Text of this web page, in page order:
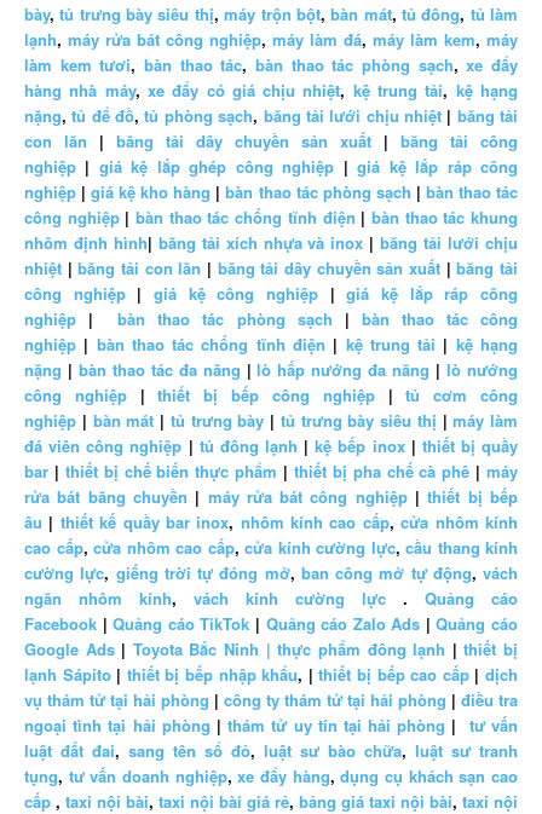
bày,tủ trưng bày siêu thị,máy trộn bột,bàn mát, tủ đông, tủ làm
lạnh, máy rửa bát công nghiệp, máy làm đá, máy làm kem, máy
làm kem tươi,bàn thao tác,bàn thao tác phòng sạch,xe đẩy
hàng nhà máy, xe đẩy có giá chịu nhiệt, kệ trung tải, kệ hạng
nặng,tủ để đồ,tủ phòng sạch, băng tải lưới chịu nhiệt| băng tải
con lăn | băng tải dây chuyền sản xuất | băng tải công
nghiệp | giá kệ lắp ghép công nghiệp |giá kệ lắp ráp công
nghiệp |giá kệ kho hàng |bàn thao tác phòng sạch | bàn thao tác
công nghiệp|bàn thao tác chống tĩnh điện | bàn thao tác khung
nhôm định hình| băng tải xích nhựa và inox |băng tải lưới chịu
nhiệt |băng tải con lăn | băng tải dây chuyền sản xuất |băng tải
công nghiệp|giá kệ công nghiệp |giá kệ lắp ráp công
nghiệp |bàn thao tác phòng sạch | bàn thao tác công
nghiệp | bàn thao tác chống tĩnh điện | kệ trung tải | kệ hạng
nặng | bàn thao tác đa năng |lò hấp nướng đa năng |lò nướng
công nghiệp|thiết bị bếp công nghiệp|tủ cơm công
nghiệp | bàn mát | tủ trưng bày | tủ trưng bày siêu thị |máy làm
đá viên công nghiệp | tủ đông lạnh |kệ bếp inox| thiết bị quầy
bar | thiết bị chế biến thực phẩm | thiết bị pha chế cà phê | máy
rửa bát băng chuyền | máy rửa bát công nghiệp|thiết bị bếp
âu | thiết kế quầy bar inox, nhôm kính cao cấp,cửa nhôm kính
cao cấp, cửa nhôm cao cấp, cửa kính cường lực, cầu thang kính
cường lực, giếng trời tự đóng mở, ban công mở tự động, vách
ngăn nhôm kính, vách kính cường lực . Quảng cáo
Facebook |Quảng cáo TikTok | Quảng cáo Zalo Ads |Quảng cáo
Google Ads| Toyota Bắc Ninh | thực phẩm đông lạnh |thiết bị
lạnh Sápito | thiết bị bếp nhập khẩu, |thiết bị bếp cao cấp|dịch
vụ thám tử tại hải phòng | công ty thám tử tại hải phòng | điều tra
ngoại tình tại hải phòng |thám tử uy tín tại hải phòng | tư vấn
luật đất đai, sang tên sổ đỏ, luật sư bào chữa, luật sư tranh
tụng, tư vấn doanh nghiệp,xe đẩy hàng,dụng cụ khách sạn cao
cấp , taxi nội bài, taxi nội bài giá rẻ, bảng giá taxi nội bài, taxi nội